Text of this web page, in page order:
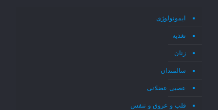
ایمونولوژی
تغذیه
زنان
سالمندان
عصبی عضلانی
قلب و عروق و تنفس